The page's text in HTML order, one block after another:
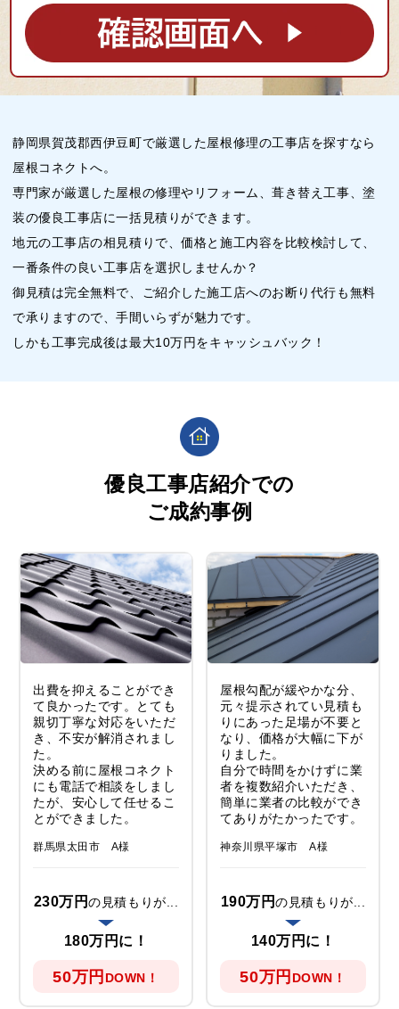
静岡県賀茂郡西伊豆町で厳選した屋根修理の工事店を探すなら
屋根コネクトへ。
専門家が厳選した屋根の修理やリフォーム、葺き替え工事、塗
装の優良工事店に一括見積りができます。
地元の工事店の相見積りで、価格と施工内容を比較検討して、
一番条件の良い工事店を選択しませんか？
御見積は完全無料で、ご紹介した施工店へのお断り代行も無料
で承りますので、手間いらずが魅力です。
しかも工事完成後は最大10万円をキャッシュバック！
優良工事店紹介での
ご成約事例
出費を抑えることができ
て良かったです。とても
親切丁寧な対応をいただ
き、不安が解消されまし
た。
決める前に屋根コネクト
にも電話で相談をしまし
たが、安心して任せるこ
とができました。
群馬県太田市 A様
230万円の見積もりが...
180万円に！
50万円 DOWN！
屋根勾配が緩やかな分、
元々提示されてい見積も
りにあった足場が不要と
なり、価格が大幅に下が
りました。
自分で時間をかけずに業
者を複数紹介いただき、
簡単に業者の比較ができ
てありがたかったです。
神奈川県平塚市 A様
190万円の見積もりが...
140万円に！
50万円 DOWN！